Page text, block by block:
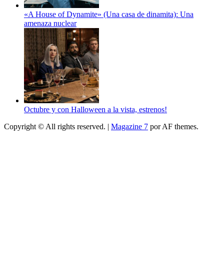
«A House of Dynamite» (Una casa de dinamita): Una
amenaza nuclear
Octubre y con Halloween a la vista, estrenos!
Copyright © All rights reserved. | Magazine 7 por AF themes.